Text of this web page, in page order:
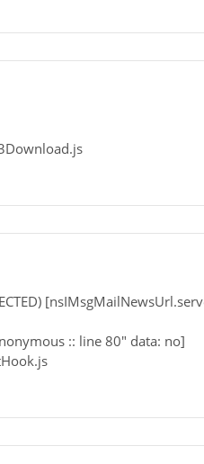
:: line 80" data: no]